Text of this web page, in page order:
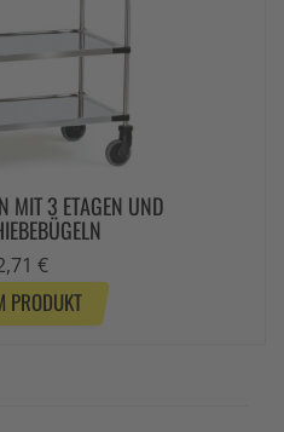
MIT 3 ETAGEN UND
€
PRODUKT